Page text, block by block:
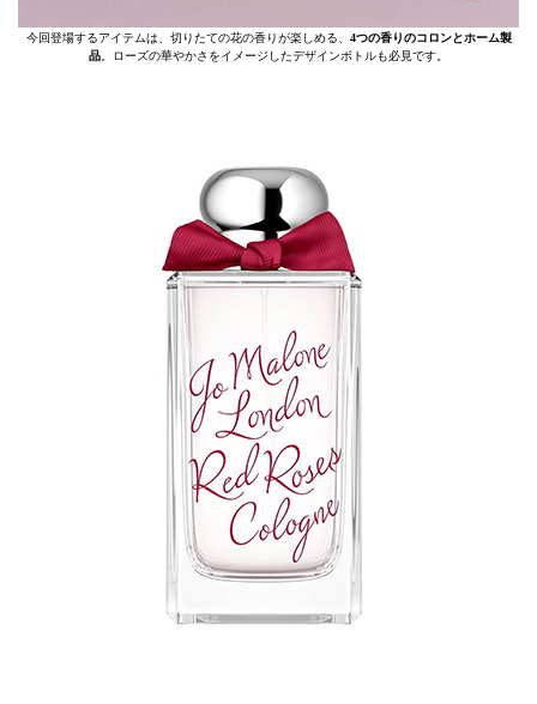
今回登場するアイテムは、切りたての花の香りが楽しめる、 4つの香りのコロンとホーム製
品 。ローズの華やかさをイメージしたデザインボトルも必見です。